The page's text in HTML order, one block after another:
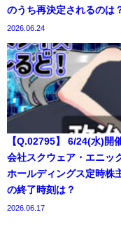
のうち再決定されるのは
2026.06.24
【Q.02795】 6/24(水)開
会社スクウェア・エニッ
ホールディングス定時株
の終了時刻は？
2026.06.17